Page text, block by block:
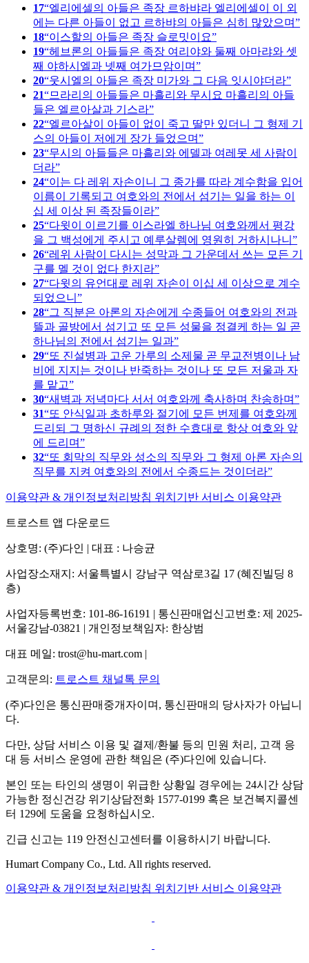
17 엘리에셀의 아들은 족장 르하뱌라 엘리에셀이 이 외
에는 다른 아들이 없고 르하뱌의 아들은 심히 많았으며
18 이스할의 아들은 족장 슬로밋이요
19 헤브론의 아들들은 족장 여리야와 둘째 아마랴와 셋
째 야하시엘과 넷째 여가므암이며
20 웃시엘의 아들은 족장 미가와 그 다음 잇시야더라
21
므라리의 아들들은 마흘리와 무시요 마흘리의 아들
들은 엘르아살과 기스라
22 엘르아살이 아들이 없이 죽고 딸만 있더니 그 형제 기
스의 아들이 저에게 장가 들었으며
23 무시의 아들들은 마흘리와 에델과 여레못 세 사람이
더라
24 이는 다 레위 자손이니 그 종가를 따라 계수함을 입어
이름이 기록되고 여호와의 전에서 섬기는 일을 하는 이
십 세 이상 된 족장들이라
25 다윗이 이르기를 이스라엘 하나님 여호와께서 평강
을 그 백성에게 주시고 예루살렘에 영원히 거하시나니
26 레위 사람이 다시는 성막과 그 가운데서 쓰는 모든 기
구를 멜 것이 없다 한지라
27 다윗의 유언대로 레위 자손이 이십 세 이상으로 계수
되었으니
28 그 직분은 아론의 자손에게 수종들어 여호와의 전과
뜰과 골방에서 섬기고 또 모든 성물을 정결케 하는 일 곧
하나님의 전에서 섬기는 일과
29 또 진설병과 고운 가루의 소제물 곧 무교전병이나 남
비에 지지는 것이나 반죽하는 것이나 또 모든 저울과 자
를 맡고
30 새벽과 저녁마다 서서 여호와께 축사하며 찬송하며
31
또 안식일과 초하루와 절기에 모든 번제를 여호와께
드리되 그 명하신 규례의 정한 수효대로 항상 여호와 앞
에 드리며
32 또 회막의 직무와 성소의 직무와 그 형제 아론 자손의
직무를 지켜 여호와의 전에서 수종드는 것이더라
이용약관 & 개인정보처리방침 위치기반 서비스 이용약관
트로스트 앱 다운로드
상호명: (주)다인 | 대표 : 나승균
사업장소재지: 서울특별시 강남구 역삼로3길 17 (혜진빌딩 8
층)
사업자등록번호: 101-86-16191 | 통신판매업신고번호: 제 2025-
서울강남-03821 | 개인정보책임자: 한상범
대표 메일: trost@hu-mart.com |
고객문의: 트로스트 채널톡 문의
(주)다인은 통신판매중개자이며, 통신판매의 당사자가 아닙니
다.
다만, 상담 서비스 이용 및 결제/환불 등의 민원 처리, 고객 응
대 등 서비스 운영에 관한 책임은 (주)다인에 있습니다.
본인 또는 타인의 생명이 위급한 상황일 경우에는 24시간 상담
가능한 정신건강 위기상담전화 1577-0199 혹은 보건복지콜센
터 129에 도움을 요청하십시오.
긴급 신고는 119 안전신고센터를 이용하시기 바랍니다.
Humart Company Co., Ltd. All rights reserved.
이용약관 & 개인정보처리방침 위치기반 서비스 이용약관